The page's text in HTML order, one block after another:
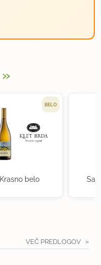
BELO
Krasno belo
VEČ PREDLOGOV